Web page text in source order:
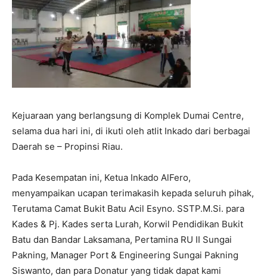
Kejuaraan yang berlangsung di Komplek Dumai Centre,
selama dua hari ini, di ikuti oleh atlit Inkado dari berbagai
Daerah se – Propinsi Riau.
Pada Kesempatan ini, Ketua Inkado AlFero,
menyampaikan ucapan terimakasih kepada seluruh pihak,
Terutama Camat Bukit Batu Acil Esyno. SSTP.M.Si. para
Kades & Pj. Kades serta Lurah, Korwil Pendidikan Bukit
Batu dan Bandar Laksamana, Pertamina RU II Sungai
Pakning, Manager Port & Engineering Sungai Pakning
Siswanto, dan para Donatur yang tidak dapat kami